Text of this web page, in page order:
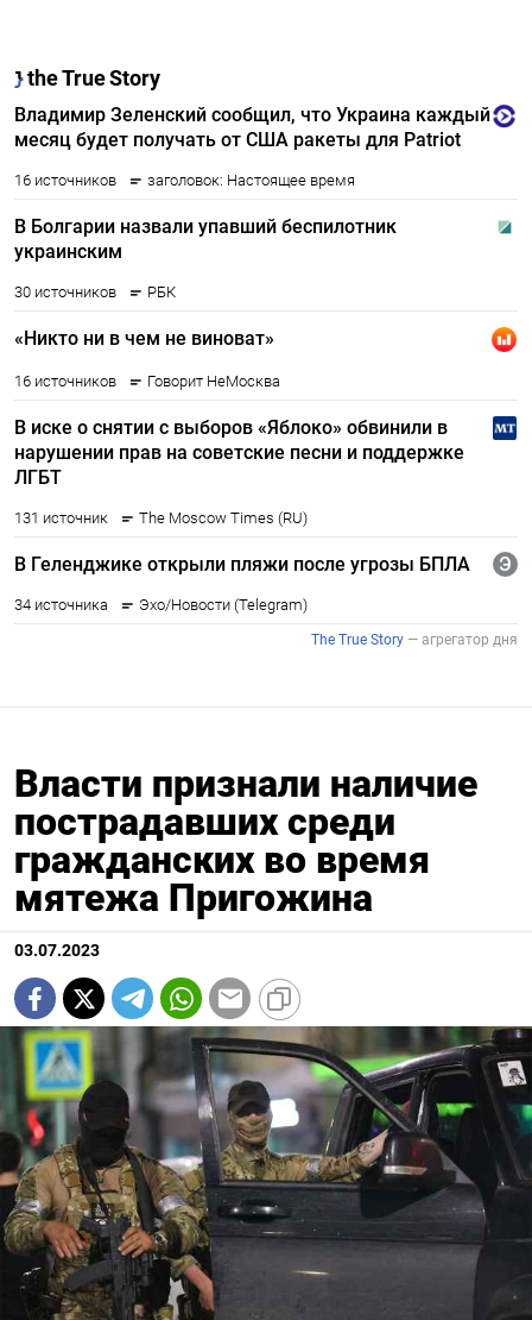
Власти признали наличие
пострадавших среди
гражданских во время
мятежа Пригожина
03.07.2023